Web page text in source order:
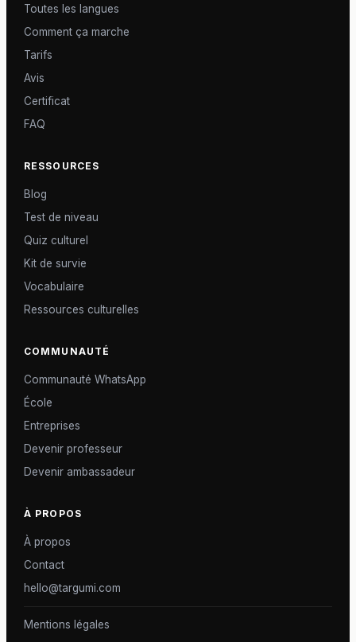
Toutes les langues
Comment ça marche
Tarifs
Avis
Certificat
FAQ
RESSOURCES
Blog
Test de niveau
Quiz culturel
Kit de survie
Vocabulaire
Ressources culturelles
COMMUNAUTÉ
Communauté WhatsApp
École
Entreprises
Devenir professeur
Devenir ambassadeur
À PROPOS
À propos
Contact
hello@targumi.com
Mentions légales